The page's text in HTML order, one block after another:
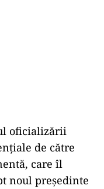
oficializării
de către
care îl
noul președinte